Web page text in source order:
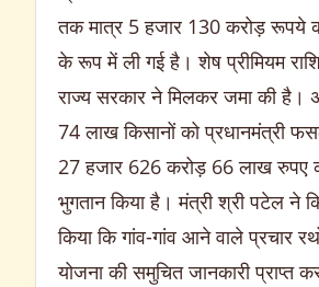
तक मात्र 5 हजार 130 करोड़ रूपये
के रूप में ली गई है। शेष प्रीमियम
राज्य सरकार ने मिलकर जमा की
74 लाख किसानों को प्रधानमंत्री
27 हजार 626 करोड़ 66 लाख रुपए
भुगतान किया है। मंत्री श्री पटेल ने
किया कि गांव-गांव आने वाले प्रचार
योजना की समुचित जानकारी प्राप्त